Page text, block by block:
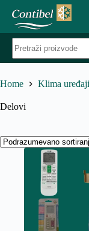
content
results
Home Klima
Delovi